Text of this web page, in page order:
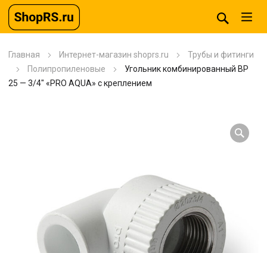
Главная Интернет-магазин shoprs.ru
Трубы и фитинги
Полипропиленовые
Угольник комбинированный BP
25 — 3/4″ «PRO AQUA» с креплением